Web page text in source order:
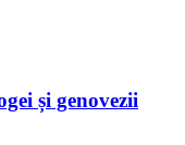
și genovezii